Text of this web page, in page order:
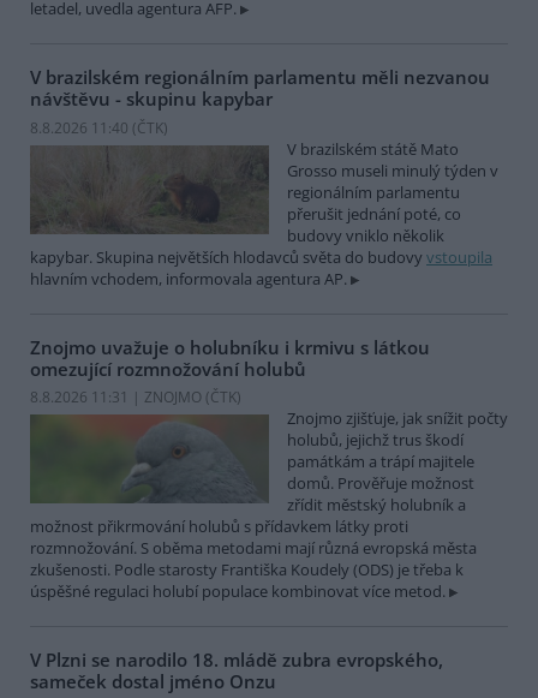
letadel, uvedla agentura AFP.
V brazilském regionálním parlamentu měli nezvanou
návštěvu - skupinu kapybar
8.8.2026 11:40 (ČTK)
V brazilském státě Mato
Grosso museli minulý týden v
regionálním parlamentu
přerušit jednání poté, co
budovy vniklo několik
kapybar. Skupina největších hlodavců světa do budovy vstoupila
hlavním vchodem, informovala agentura AP.
Znojmo uvažuje o holubníku i krmivu s látkou
omezující rozmnožování holubů
8.8.2026 11:31 | ZNOJMO (ČTK)
Znojmo zjišťuje, jak snížit počty
holubů, jejichž trus škodí
památkám a trápí majitele
domů. Prověřuje možnost
zřídit městský holubník a
možnost přikrmování holubů s přídavkem látky proti
rozmnožování. S oběma metodami mají různá evropská města
zkušenosti. Podle starosty Františka Koudely (ODS) je třeba k
úspěšné regulaci holubí populace kombinovat více metod.
V Plzni se narodilo 18. mládě zubra evropského,
sameček dostal jméno Onzu